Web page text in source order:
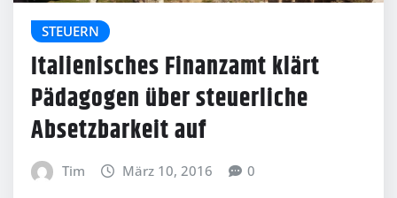
STEUERN
Italienisches Finanzamt klärt
Pädagogen über steuerliche
Absetzbarkeit auf
Tim März 10, 2016 0